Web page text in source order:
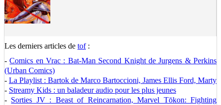
Les derniers articles de tof:
-Comics en Vrac : Bat-Man Second Knight de Jurgens & Perkins
(Urban Comics)
- La Playlist : Bartok de Marco Bartoccioni, James Ellis Ford, Marty
- Streamy Kids : un baladeur audio pour les plus jeunes
- Sorties JV : Beast of Reincarnation, Marvel Tōkon: Fighting